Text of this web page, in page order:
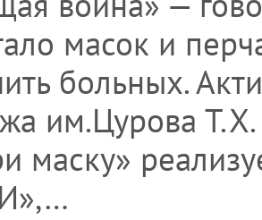
масок и
больных.
им.Цурова
маску»